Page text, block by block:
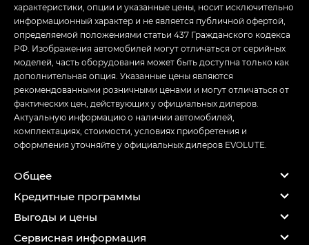
характеристики, опции и указанные цены, носит исключительно
информационный характер и не является публичной офертой,
определяемой положениями статьи 437 Гражданского кодекса
РФ. Изображения автомобилей могут отличаться от серийных
моделей, часть оборудования может быть доступна только как
дополнительная опция. Указанные цены являются
рекомендованными розничными ценами и могут отличаться от
фактических цен, действующих у официальных дилеров.
Актуальную информацию о наличии автомобилей,
комплектациях, стоимости, условиях приобретения и
оформления уточняйте у официальных дилеров EVOLUTE.
Общее
Кредитные программы
Выгоды и цены
Сервисная информация